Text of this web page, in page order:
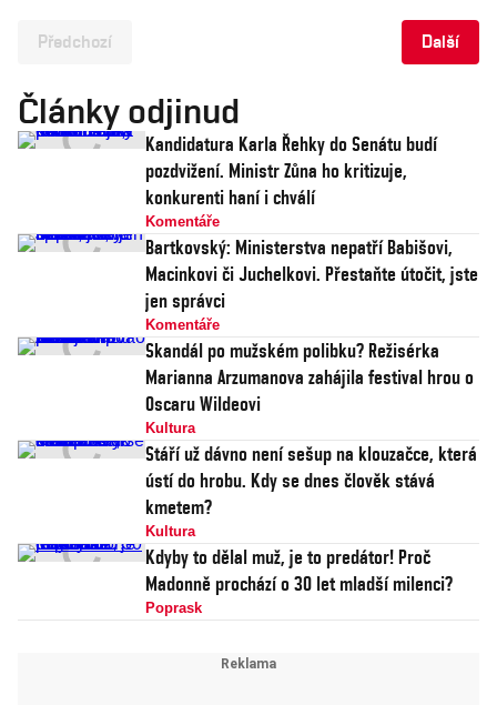
Předchozí Další
Články odjinud
Kandidatura Karla Řehky do Senátu budí
pozdvižení. Ministr Zůna ho kritizuje,
konkurenti haní i chválí
Komentáře
Bartkovský: Ministerstva nepatří Babišovi,
Macinkovi či Juchelkovi. Přestaňte útočit, jste
jen správci
Komentáře
Skandál po mužském polibku? Režisérka
Marianna Arzumanova zahájila festival hrou o
Oscaru Wildeovi
Kultura
Stáří už dávno není sešup na klouzačce, která
ústí do hrobu. Kdy se dnes člověk stává
kmetem?
Kultura
Kdyby to dělal muž, je to predátor! Proč
Madonně prochází o 30 let mladší milenci?
Poprask